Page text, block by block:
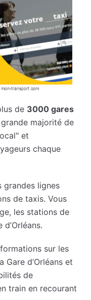
de 3000 gares
majorité de
et
chaque
grandes lignes
de taxis. Vous
les stations de
sur les
d’Orléans et
de
train en recourant